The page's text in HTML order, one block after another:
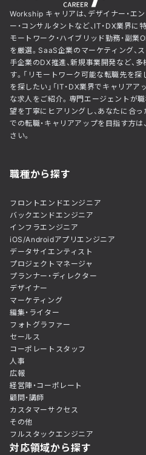
Workship キャリアは、デザイナー・エ
ー・コンサルタントなど、IT・DX業界
モートワーク・ハイブリッド勤務・副業
を厳選。SaaS企業のマーケティング、
手企業のDX推進、新規事業開発など、
す。「リモートワーク可能な転職先を探
を探したい」「IT・DX業界でキャリア
な求人をご紹介。専門エージェントが職
望を丁寧にヒアリングし、あなたに合
での転職・キャリアアップを目指す方
さい。
職種から探す
フロントエンドエンジニア
バックエンドエンジニア
インフラエンジニア
iOS/Androidアプリエンジニア
データサイエンティスト
プロジェクトマネージャ
プランナー・ディレクター
デザイナー
マーケティング
編集・ライター
フォトグラファー
セールス
コーポレートスタッフ
人事
広報
経営陣・コーポレート
顧問・講師
カスタマーサクセス
その他
フルスタックエンジニア
対応領域から探す